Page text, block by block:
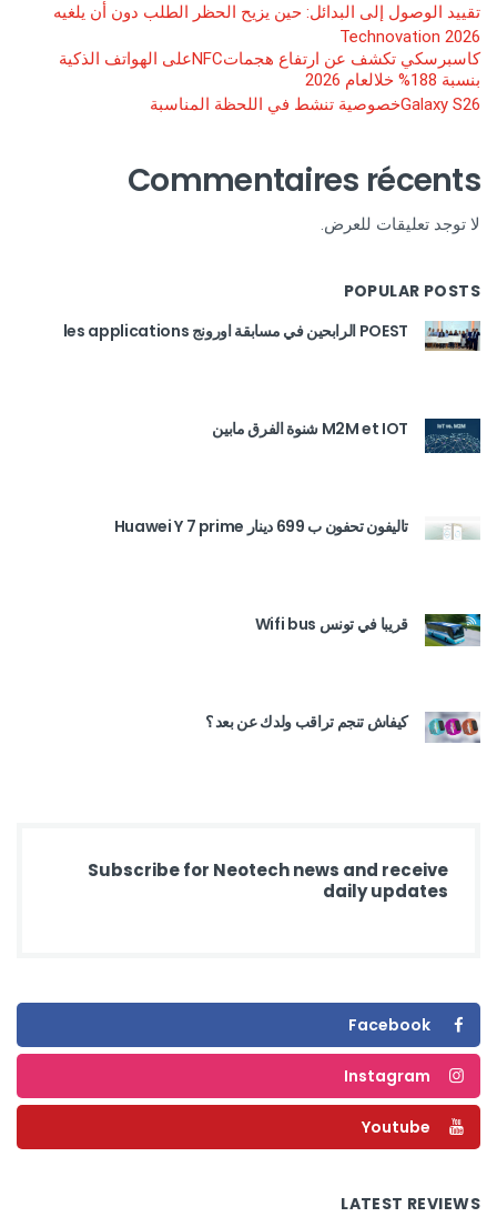
تقييد الوصول إلى البدائل: حين يزيح الحظر الطلب دون أن يلغيه
Technovation 2026
كاسبرسكي تكشف عن ارتفاع هجماتNFCعلى الهواتف الذكية
بنسبة 188% خلالعام 2026
Galaxy S26خصوصية تنشط في اللحظة المناسبة
Commentaires récents
لا توجد تعليقات للعرض.
POPULAR POSTS
POEST الرابحين في مسابقة اورونج les applications
M2M et IOT شنوة الفرق مابين
تاليفون تحفون ب 699 دينار Huawei Y 7 prime
قريبا في تونس Wifi bus
كيفاش تنجم تراقب ولدك عن بعد ؟
Subscribe for Neotech news and receive
daily updates
Facebook
Instagram
Youtube
LATEST REVIEWS